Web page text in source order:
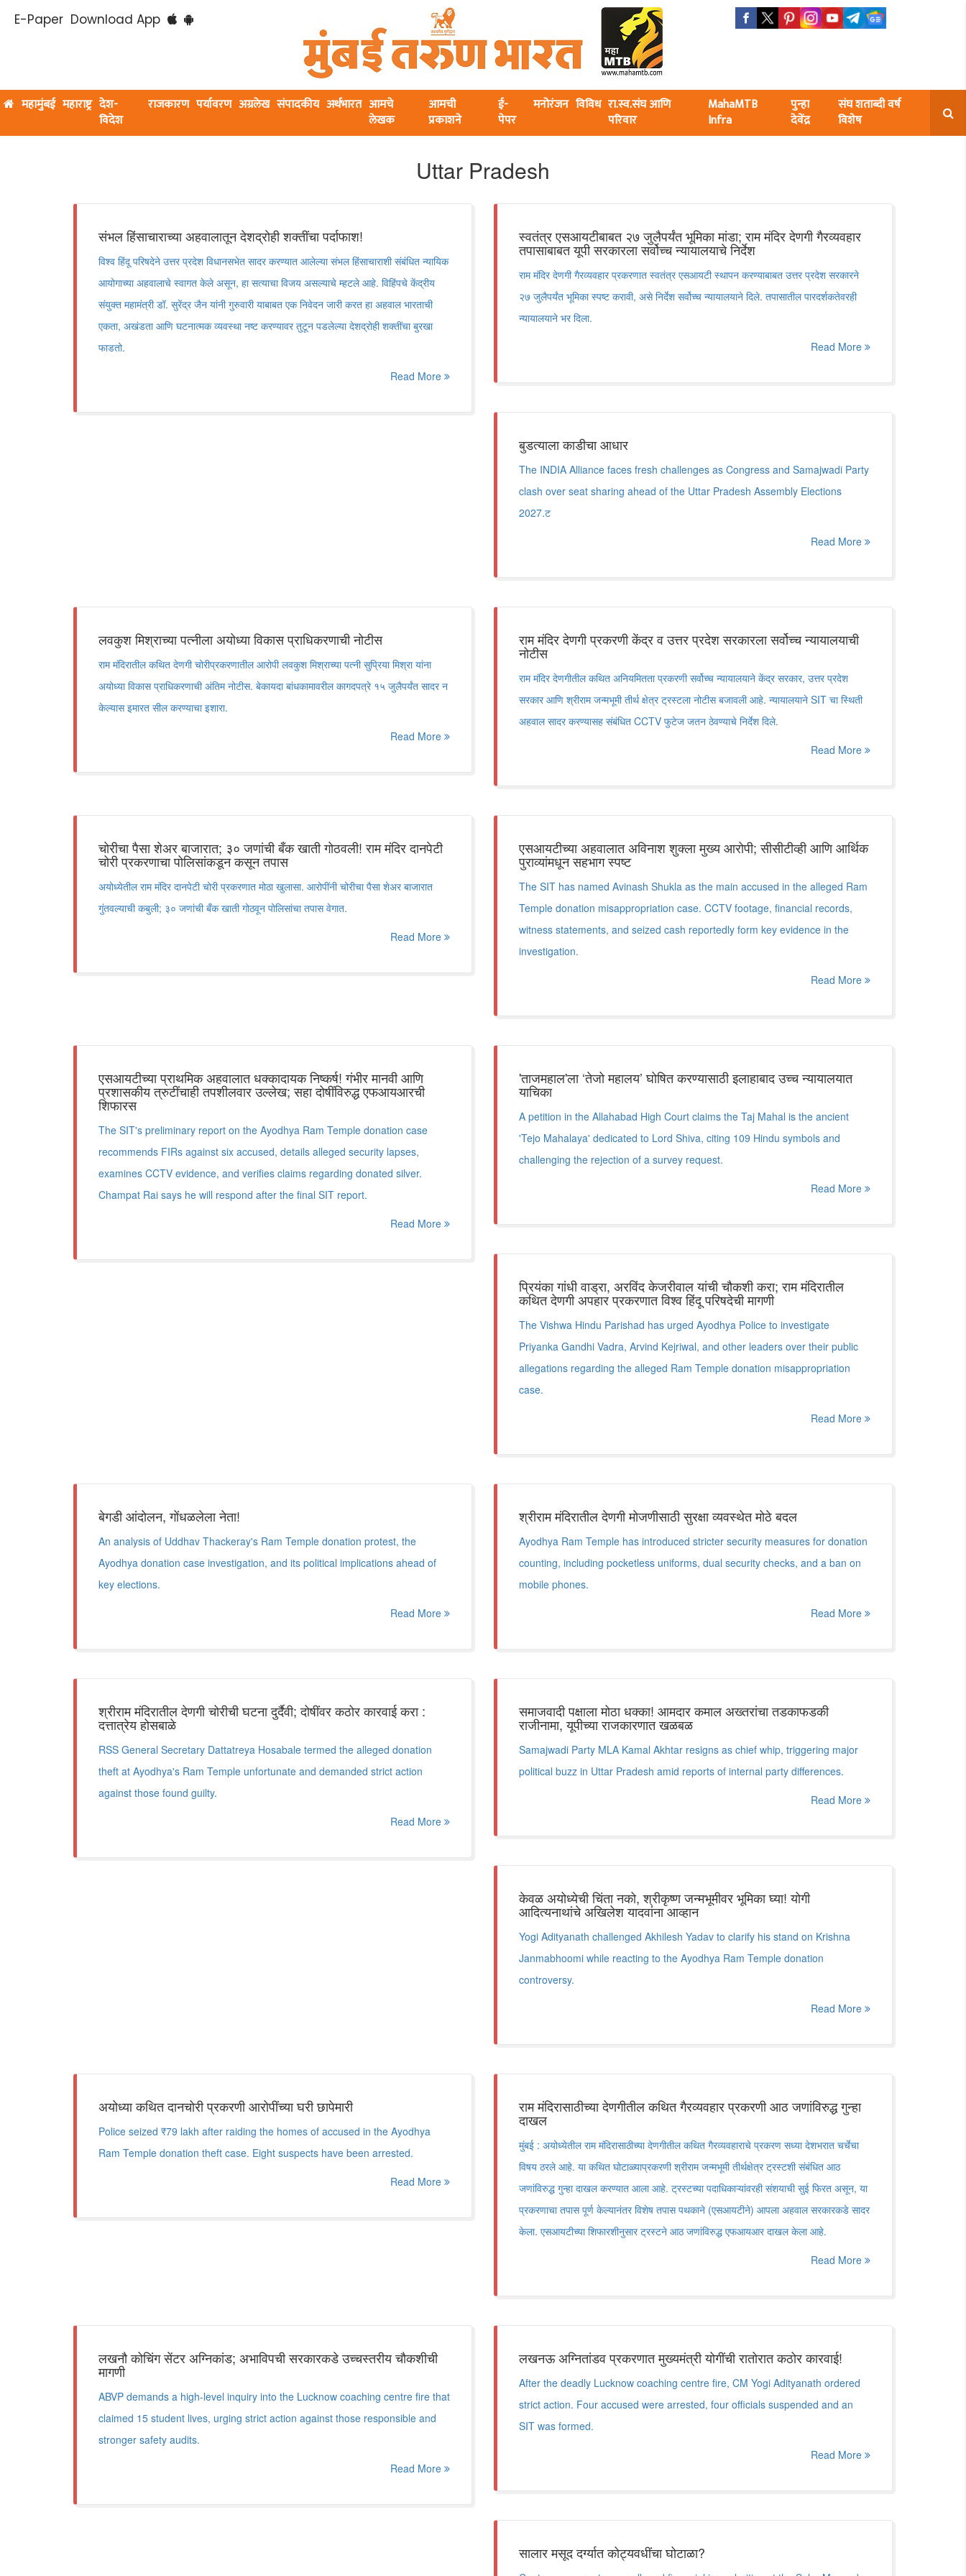
E-Paper Download App
महामुंबई महाराष्ट्र देश-
विदेश
राजकारण पर्यावरण अग्रलेख संपादकीय अर्थभारत आमचे
लेखक
आमची
प्रकाशने
ई-
पेपर
मनोरंजन विविध रा.स्व.संघ आणि
परिवार
MahaMTB
Infra
पुन्हा
देवेंद्र
संघ शताब्दी वर्ष
विशेष
Uttar Pradesh
संभल हिंसाचाराच्या अहवालातून देशद्रोही शक्तींचा पर्दाफाश!
विश्व हिंदू परिषदेने उत्तर प्रदेश विधानसभेत सादर करण्यात आलेल्या संभल हिंसाचाराशी संबंधित न्यायिक
आयोगाच्या अहवालाचे स्वागत केले असून, हा सत्याचा विजय असल्याचे म्हटले आहे. विहिंपचे केंद्रीय
संयुक्त महामंत्री डॉ. सुरेंद्र जैन यांनी गुरुवारी याबाबत एक निवेदन जारी करत हा अहवाल भारताची
एकता, अखंडता आणि घटनात्मक व्यवस्था नष्ट करण्यावर तुटून पडलेल्या देशद्रोही शक्तींचा बुरखा
फाडतो.
Read More
स्वतंत्र एसआयटीबाबत २७ जुलैपर्यंत भूमिका मांडा; राम मंदिर देणगी गैरव्यवहार
तपासाबाबत यूपी सरकारला सर्वोच्च न्यायालयाचे निर्देश
राम मंदिर देणगी गैरव्यवहार प्रकरणात स्वतंत्र एसआयटी स्थापन करण्याबाबत उत्तर प्रदेश सरकारने
२७ जुलैपर्यंत भूमिका स्पष्ट करावी, असे निर्देश सर्वोच्च न्यायालयाने दिले. तपासातील पारदर्शकतेवरही
न्यायालयाने भर दिला.
Read More
बुडत्याला काडीचा आधार
The INDIA Alliance faces fresh challenges as Congress and Samajwadi Party
clash over seat sharing ahead of the Uttar Pradesh Assembly Elections
2027.ट
Read More
लवकुश मिश्राच्या पत्नीला अयोध्या विकास प्राधिकरणाची नोटीस
राम मंदिरातील कथित देणगी चोरीप्रकरणातील आरोपी लवकुश मिश्राच्या पत्नी सुप्रिया मिश्रा यांना
अयोध्या विकास प्राधिकरणाची अंतिम नोटीस. बेकायदा बांधकामावरील कागदपत्रे १५ जुलैपर्यंत सादर न
केल्यास इमारत सील करण्याचा इशारा.
Read More
राम मंदिर देणगी प्रकरणी केंद्र व उत्तर प्रदेश सरकारला सर्वोच्च न्यायालयाची
नोटीस
राम मंदिर देणगीतील कथित अनियमितता प्रकरणी सर्वोच्च न्यायालयाने केंद्र सरकार, उत्तर प्रदेश
सरकार आणि श्रीराम जन्मभूमी तीर्थ क्षेत्र ट्रस्टला नोटीस बजावली आहे. न्यायालयाने SIT चा स्थिती
अहवाल सादर करण्यासह संबंधित CCTV फुटेज जतन ठेवण्याचे निर्देश दिले.
Read More
चोरीचा पैसा शेअर बाजारात; ३० जणांची बँक खाती गोठवली! राम मंदिर दानपेटी
चोरी प्रकरणाचा पोलिसांकडून कसून तपास
अयोध्येतील राम मंदिर दानपेटी चोरी प्रकरणात मोठा खुलासा. आरोपींनी चोरीचा पैसा शेअर बाजारात
गुंतवल्याची कबुली; ३० जणांची बँक खाती गोठवून पोलिसांचा तपास वेगात.
Read More
एसआयटीच्या अहवालात अविनाश शुक्ला मुख्य आरोपी; सीसीटीव्ही आणि आर्थिक
पुराव्यांमधून सहभाग स्पष्ट
The SIT has named Avinash Shukla as the main accused in the alleged Ram
Temple donation misappropriation case. CCTV footage, financial records,
witness statements, and seized cash reportedly form key evidence in the
investigation.
Read More
एसआयटीच्या प्राथमिक अहवालात धक्कादायक निष्कर्ष! गंभीर मानवी आणि
प्रशासकीय त्रुटींचाही तपशीलवार उल्लेख; सहा दोषींविरुद्ध एफआयआरची
शिफारस
The SIT's preliminary report on the Ayodhya Ram Temple donation case
recommends FIRs against six accused, details alleged security lapses,
examines CCTV evidence, and verifies claims regarding donated silver.
Champat Rai says he will respond after the final SIT report.
Read More
'ताजमहाल'ला ‘तेजो महालय’ घोषित करण्यासाठी इलाहाबाद उच्च न्यायालयात
याचिका
A petition in the Allahabad High Court claims the Taj Mahal is the ancient
'Tejo Mahalaya' dedicated to Lord Shiva, citing 109 Hindu symbols and
challenging the rejection of a survey request.
Read More
प्रियंका गांधी वाड्रा, अरविंद केजरीवाल यांची चौकशी करा; राम मंदिरातील
कथित देणगी अपहार प्रकरणात विश्व हिंदू परिषदेची मागणी
The Vishwa Hindu Parishad has urged Ayodhya Police to investigate
Priyanka Gandhi Vadra, Arvind Kejriwal, and other leaders over their public
allegations regarding the alleged Ram Temple donation misappropriation
case.
Read More
बेगडी आंदोलन, गोंधळलेला नेता!
An analysis of Uddhav Thackeray's Ram Temple donation protest, the
Ayodhya donation case investigation, and its political implications ahead of
key elections.
Read More
श्रीराम मंदिरातील देणगी मोजणीसाठी सुरक्षा व्यवस्थेत मोठे बदल
Ayodhya Ram Temple has introduced stricter security measures for donation
counting, including pocketless uniforms, dual security checks, and a ban on
mobile phones.
Read More
श्रीराम मंदिरातील देणगी चोरीची घटना दुर्दैवी; दोषींवर कठोर कारवाई करा :
दत्तात्रेय होसबाळे
RSS General Secretary Dattatreya Hosabale termed the alleged donation
theft at Ayodhya's Ram Temple unfortunate and demanded strict action
against those found guilty.
Read More
समाजवादी पक्षाला मोठा धक्का! आमदार कमाल अख्तरांचा तडकाफडकी
राजीनामा, यूपीच्या राजकारणात खळबळ
Samajwadi Party MLA Kamal Akhtar resigns as chief whip, triggering major
political buzz in Uttar Pradesh amid reports of internal party differences.
Read More
केवळ अयोध्येची चिंता नको, श्रीकृष्ण जन्मभूमीवर भूमिका घ्या! योगी
आदित्यनाथांचे अखिलेश यादवांना आव्हान
Yogi Adityanath challenged Akhilesh Yadav to clarify his stand on Krishna
Janmabhoomi while reacting to the Ayodhya Ram Temple donation
controversy.
Read More
अयोध्या कथित दानचोरी प्रकरणी आरोपींच्या घरी छापेमारी
Police seized ₹79 lakh after raiding the homes of accused in the Ayodhya
Ram Temple donation theft case. Eight suspects have been arrested.
Read More
राम मंदिरासाठीच्या देणगीतील कथित गैरव्यवहार प्रकरणी आठ जणांविरुद्ध गुन्हा
दाखल
मुंबई : अयोध्येतील राम मंदिरासाठीच्या देणगीतील कथित गैरव्यवहाराचे प्रकरण सध्या देशभरात चर्चेचा
विषय ठरले आहे. या कथित घोटाळ्याप्रकरणी श्रीराम जन्मभूमी तीर्थक्षेत्र ट्रस्टशी संबंधित आठ
जणांविरुद्ध गुन्हा दाखल करण्यात आला आहे. ट्रस्टच्या पदाधिकाऱ्यांवरही संशयाची सुई फिरत असून, या
प्रकरणाचा तपास पूर्ण केल्यानंतर विशेष तपास पथकाने (एसआयटीने) आपला अहवाल सरकारकडे सादर
केला. एसआयटीच्या शिफारशीनुसार ट्रस्टने आठ जणांविरुद्ध एफआयआर दाखल केला आहे.
Read More
लखनौ कोचिंग सेंटर अग्निकांड; अभाविपची सरकारकडे उच्चस्तरीय चौकशीची
मागणी
ABVP demands a high-level inquiry into the Lucknow coaching centre fire that
claimed 15 student lives, urging strict action against those responsible and
stronger safety audits.
Read More
लखनऊ अग्नितांडव प्रकरणात मुख्यमंत्री योगींची रातोरात कठोर कारवाई!
After the deadly Lucknow coaching centre fire, CM Yogi Adityanath ordered
strict action. Four accused were arrested, four officials suspended and an
SIT was formed.
Read More
सालार मसूद दर्ग्यात कोट्यवधींचा घोटाळा?